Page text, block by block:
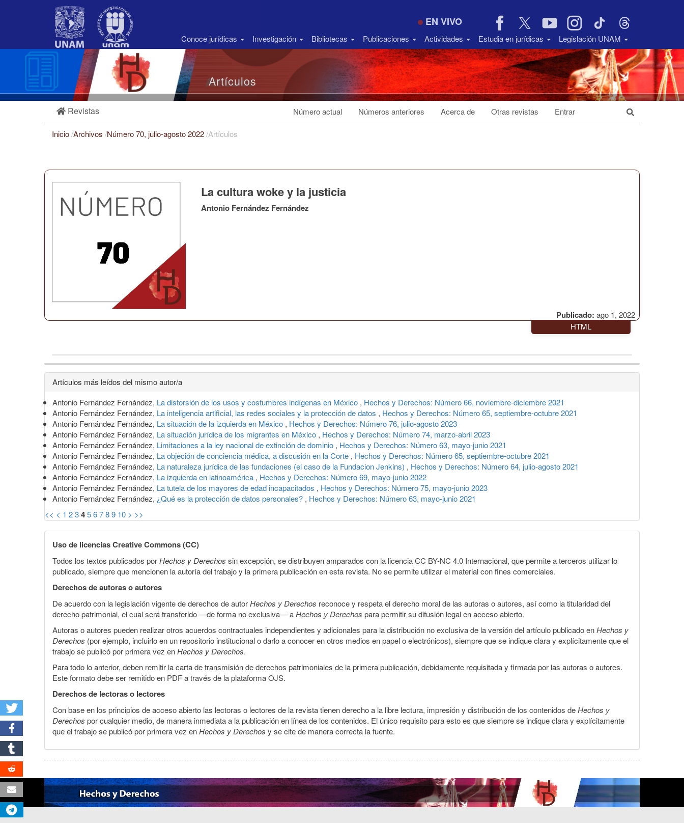
Barra
EN VIVO
Conoce jurídicas Investigación Bibliotecas Publicaciones Actividades Estudia en jurídicas Legislación UNAM
Artículos
Revistas Número actual Números anteriores Acerca de Otras revistas Entrar
Inicio/Archivos /Número 70, julio-agosto 2022/Artículos
Publicado: ago 1, 2022
La cultura woke y la justicia
Antonio Fernández Fernández
HTML
Detalles
del
artículo
Artículos más leídos del mismo autor/a
Antonio Fernández Fernández, La distorsión de los usos y costumbres indígenas en México , Hechos y Derechos: Número 66, noviembre-diciembre 2021
Antonio Fernández Fernández, La inteligencia artificial, las redes sociales y la protección de datos , Hechos y Derechos: Número 65, septiembre-octubre 2021
Antonio Fernández Fernández, La situación de la izquierda en México , Hechos y Derechos: Número 76, julio-agosto 2023
Antonio Fernández Fernández, La situación jurídica de los migrantes en México , Hechos y Derechos: Número 74, marzo-abril 2023
Antonio Fernández Fernández, Limitaciones a la ley nacional de extinción de dominio , Hechos y Derechos: Número 63, mayo-junio 2021
Antonio Fernández Fernández, La objeción de conciencia médica, a discusión en la Corte , Hechos y Derechos: Número 65, septiembre-octubre 2021
Antonio Fernández Fernández, La naturaleza jurídica de las fundaciones (el caso de la Fundacion Jenkins) , Hechos y Derechos: Número 64, julio-agosto 2021
Antonio Fernández Fernández, La izquierda en latinoamérica , Hechos y Derechos: Número 69, mayo-junio 2022
Antonio Fernández Fernández, La tutela de los mayores de edad incapacitados , Hechos y Derechos: Número 75, mayo-junio 2023
Antonio Fernández Fernández, ¿Qué es la protección de datos personales? , Hechos y Derechos: Número 63, mayo-junio 2021
<< < 1 23456789 10 > >>
Uso de licencias Creative Commons (CC)
Todos los textos publicados porHechos y Derechos sin excepción, se distribuyen amparados con la licencia CC BY-NC 4.0 Internacional, que permite a terceros utilizar lo
publicado, siempre que mencionen la autoría del trabajo y la primera publicación en esta revista. No se permite utilizar el material con fines comerciales.
Derechos de autoras o autores
De acuerdo con la legislación vigente de derechos de autorHechos y Derechos reconoce y respeta el derecho moral de las autoras o autores, así como la titularidad del
derecho patrimonial, el cual será transferido —de forma no exclusiva— aHechos y Derechos para permitir su difusión legal en acceso abierto.
Autoras o autores pueden realizar otros acuerdos contractuales independientes y adicionales para la distribución no exclusiva de la versión del artículo publicado enHechos y
Derechos (por ejemplo, incluirlo en un repositorio institucional o darlo a conocer en otros medios en papel o electrónicos), siempre que se indique clara y explícitamente que el
trabajo se publicó por primera vez enHechos y Derechos.
Para todo lo anterior, deben remitir la carta de transmisión de derechos patrimoniales de la primera publicación, debidamente requisitada y firmada por las autoras o autores.
Este formato debe ser remitido en PDF a través de la plataforma OJS.
Derechos de lectoras o lectores
Con base en los principios de acceso abierto las lectoras o lectores de la revista tienen derecho a la libre lectura, impresión y distribución de los contenidos deHechos y
Derechos por cualquier medio, de manera inmediata a la publicación en línea de los contenidos. El único requisito para esto es que siempre se indique clara y explícitamente
que el trabajo se publicó por primera vez enHechos y Derechos y se cite de manera correcta la fuente.